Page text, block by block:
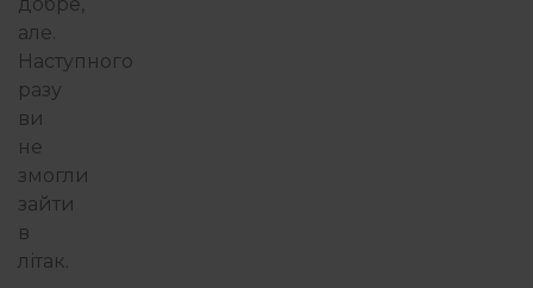
але.
Наступного
разу
ви
не
змогли
зайти
в
літак.